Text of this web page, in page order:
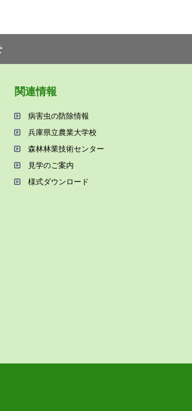
関連情報
病害⾍の防除情報
兵庫県⽴農業⼤学校
森林林業技術センター
⾒学のご案内
様式ダウンロード